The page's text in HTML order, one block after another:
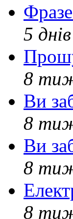
5
8
Ви
8
Ви
8
8